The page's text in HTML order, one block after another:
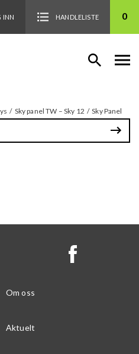
INN HANDLELISTE 0
/ Sky panel TW – Sky 12 / Sky Panel
Om oss
Aktuelt